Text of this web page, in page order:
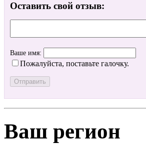
Оставить свой отзыв:
Ваше имя:
Пожалуйста, поставьте галочку.
Ваш регион